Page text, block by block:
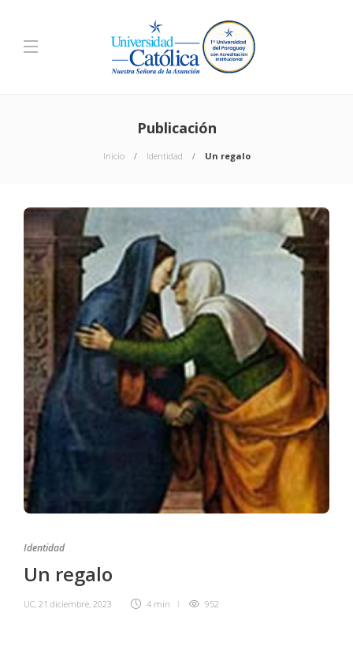
Publicación
Inicio Identidad Un regalo
Identidad
Un regalo
UC, 21 diciembre, 2023 4 min 952